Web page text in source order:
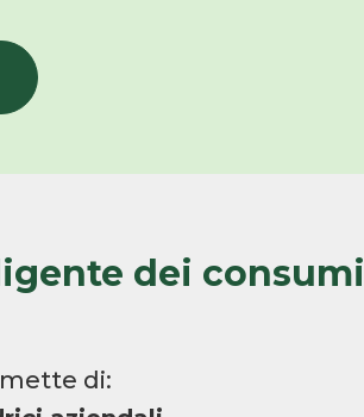
dei consumi
di: